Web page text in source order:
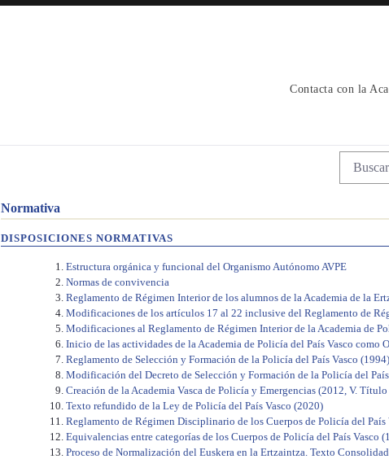
Contacta con la
Normativa
DISPOSICIONES NORMATIVAS
Estructura orgánica y funcional del Organismo Autónomo AVPE
Normas de convivencia
Reglamento de Régimen Interior de los alumnos de la Academia de la
Modificaciones de los artículos 17 al 22 inclusive del Reglamento de
Modificaciones al Reglamento de Régimen Interior de la Academia de
Inicio de las actividades de la Academia de Policía del País Vasco como
Reglamento de Selección y Formación de la Policía del País Vasco (1994)
Modificación del Decreto de Selección y Formación de la Policía del
Creación de la Academia Vasca de Policía y Emergencias (2012, V.
Texto refundido de la Ley de Policía del País Vasco (2020)
Reglamento de Régimen Disciplinario de los Cuerpos de Policía del País
Equivalencias entre categorías de los Cuerpos de Policía del País Vasco
Proceso de Normalización del Euskera en la Ertzaintza. Texto